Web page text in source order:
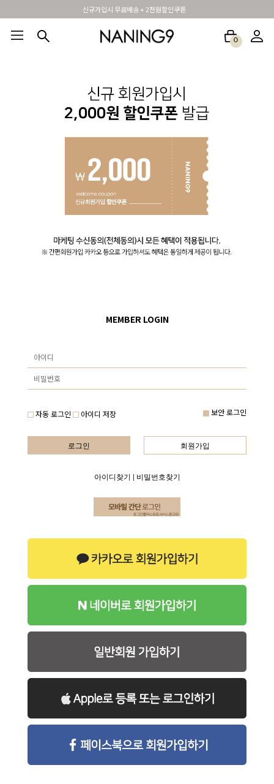
신규가입시 무료배송 + 2천원할인쿠폰
0
MEMBER LOGIN
자동 로그인 아이디 저장 보안 로그인
로그인 회원가입
아이디찾기 비밀번호찾기